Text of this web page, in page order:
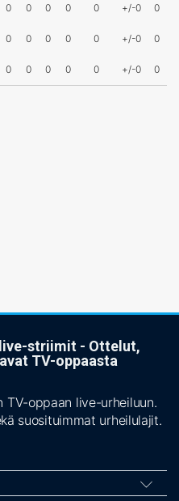
0 0 0 0 0 +/-0 0
0 0 0 0 0 +/-0 0
0 0 0 0 0 +/-0 0
striimit - Ottelut,
TV-oppaasta
oppaan live-urheiluun.
suosituimmat urheilulajit.